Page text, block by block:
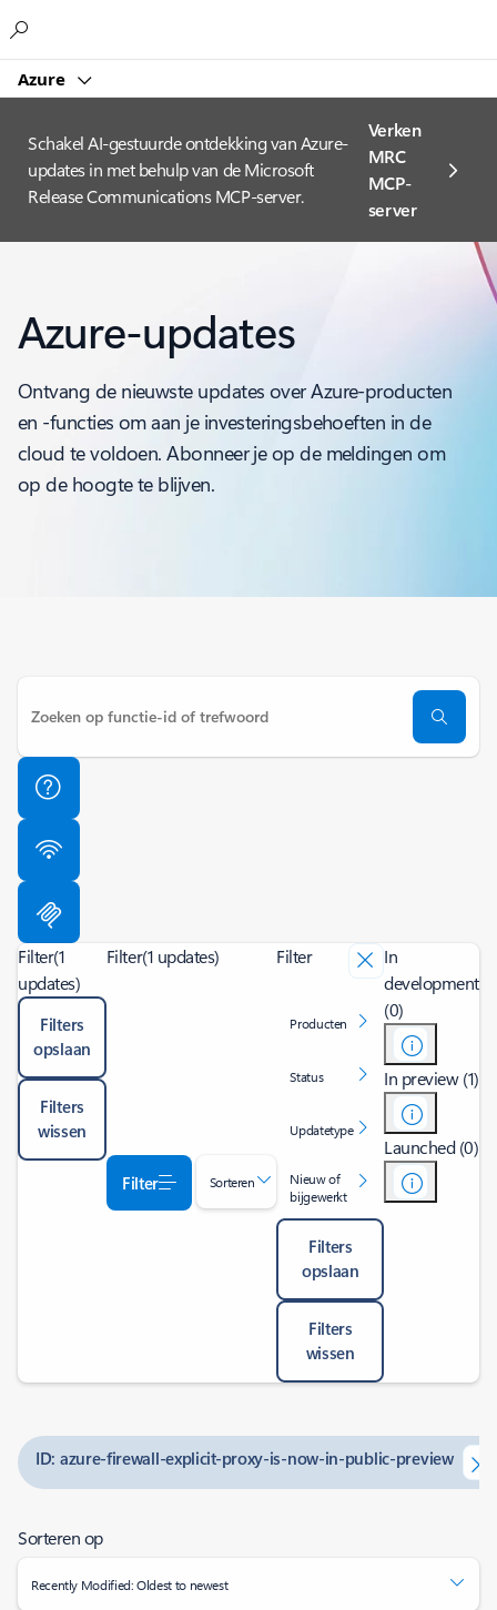
Azure
Schakel AI-gestuurde ontdekking van Azure-
updates in met behulp van de Microsoft
Release Communications MCP-server.
Verken
MRC
MCP-
server
Azure-updates
Ontvang de nieuwste updates over Azure-producten
en -functies om aan je investeringsbehoeften in de
cloud te voldoen. Abonneer je op de meldingen om
op de hoogte te blijven.
Filter(1
updates)
Filters
opslaan
Filters
wissen
Filter(1 updates)
Filter Sorteren
Filter
Producten
Status
Updatetype
Nieuw of
bijgewerkt
Filters
opslaan
Filters
wissen
In
development
(0)
In preview (1)
Launched (0)
ID: azure-firewall-explicit-proxy-is-now-in-public-preview
Sorteren op
Recently Modified: Oldest to newest